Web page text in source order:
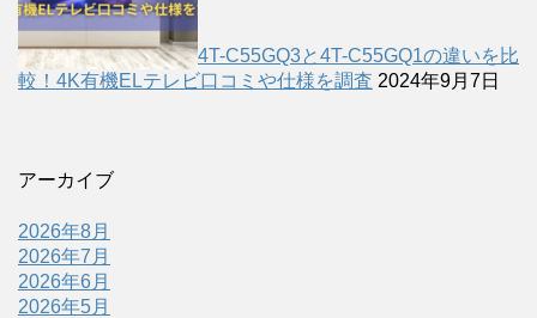
4T-C55GQ3と4T-C55GQ1の違いを比
較！4K有機ELテレビ口コミや仕様を調査 2024年9月7日
アーカイブ
2026年8月
2026年7月
2026年6月
2026年5月